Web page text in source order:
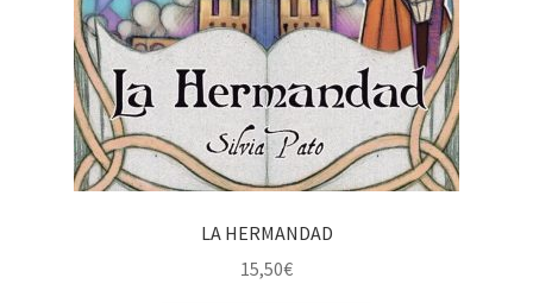
LA HERMANDAD
15,50€